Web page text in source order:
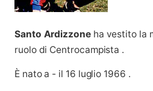
Santo Ardizzone ha vestito la
ruolo di Centrocampista .
È nato a - il 16 luglio 1966 .